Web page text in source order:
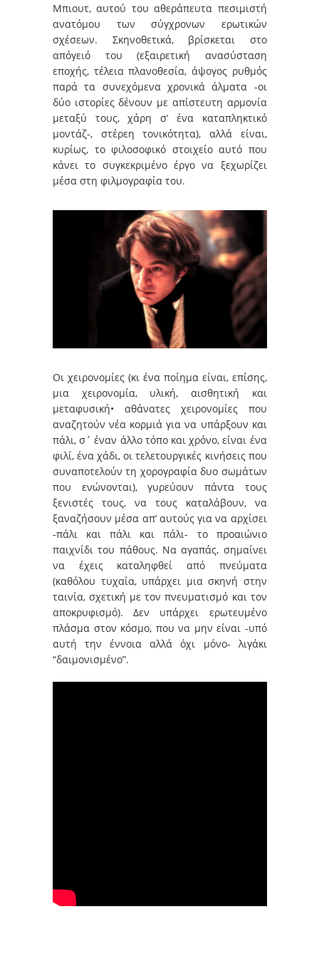
Μπιουτ, αυτού του αθεράπευτα πεσιμιστή
ανατόμου των σύγχρονων ερωτικών
σχέσεων. Σκηνοθετικά, βρίσκεται στο
απόγειό του (εξαιρετική ανασύσταση
εποχής, τέλεια πλανοθεσία, άψογος ρυθμός
παρά τα συνεχόμενα χρονικά άλματα -οι
δύο ιστορίες δένουν με απίστευτη αρμονία
μεταξύ τους, χάρη σ’ ένα καταπληκτικό
μοντάζ-, στέρεη τονικότητα), αλλά είναι,
κυρίως, το φιλοσοφικό στοιχείο αυτό που
κάνει το συγκεκριμένο έργο να ξεχωρίζει
μέσα στη φιλμογραφία του.
Οι χειρονομίες (κι ένα ποίημα είναι, επίσης,
μια χειρονομία, υλική, αισθητική και
μεταφυσική• αθάνατες χειρονομίες που
αναζητούν νέα κορμιά για να υπάρξουν και
πάλι, σ΄ έναν άλλο τόπο και χρόνο, είναι ένα
φιλί, ένα χάδι, οι τελετουργικές κινήσεις που
συναποτελούν τη χορογραφία δυο σωμάτων
που ενώνονται), γυρεύουν πάντα τους
ξενιστές τους, να τους καταλάβουν, να
ξαναζήσουν μέσα απ’ αυτούς για να αρχίσει
-πάλι και πάλι και πάλι- το προαιώνιο
παιχνίδι του πάθους. Να αγαπάς, σημαίνει
να έχεις καταληφθεί από πνεύματα
(καθόλου τυχαία, υπάρχει μια σκηνή στην
ταινία, σχετική με τον πνευματισμό και τον
αποκρυφισμό). Δεν υπάρχει ερωτευμένο
πλάσμα στον κόσμο, που να μην είναι -υπό
αυτή την έννοια αλλά όχι μόνο- λιγάκι
“δαιμονισμένο”.